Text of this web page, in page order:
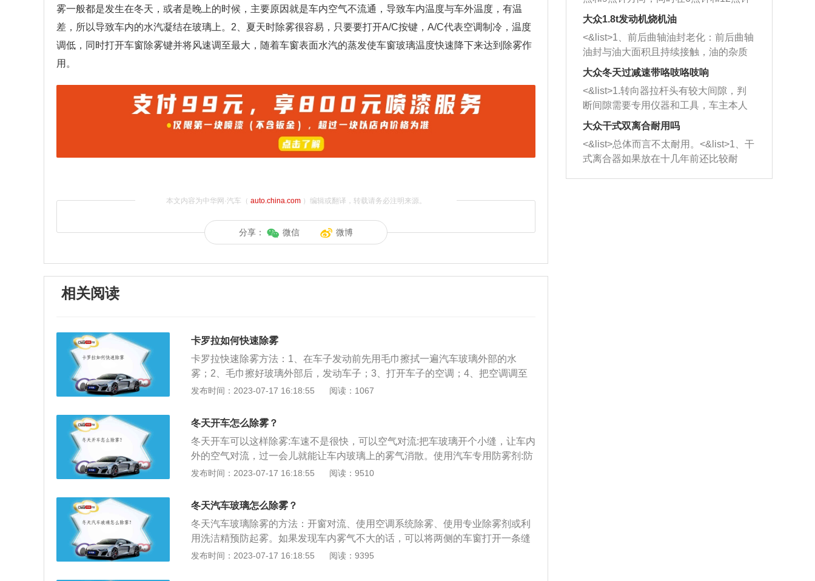
雾一般都是发生在冬天，或者是晚上的时候，主要原因就是车内空气不流通，导致车内温度与车外温度，有温
差，所以导致车内的水汽凝结在玻璃上。2、夏天时除雾很容易，只要要打开A/C按键，A/C代表空调制冷，温度
调低，同时打开车窗除雾键并将风速调至最大，随着车窗表面水汽的蒸发使车窗玻璃温度快速降下来达到除雾作
用。
本文内容为中华网·汽车（ auto.china.com）编辑或翻译，转载请务必注明来源。
分享： 微信 微博
相关阅读
卡罗拉如何快速除雾
卡罗拉快速除雾方法：1、在车子发动前先用毛巾擦拭一遍汽车玻璃外部的水
雾；2、毛巾擦好玻璃外部后，发动车子；3、打开车子的空调；4、把空调调至
暖风挡，调至红色热风较高温度；5、打开汽车外循环；6、把前后除雾按钮按
式，让空调的出风口对着玻璃吹，冬天使用冷风和热风，然后根据情况调节风速
和温度；8、自动空调的则有独立的一个除雾按钮，按下除雾按钮就可。车内除
雾的方法：1、适当打开车窗，从而减少车内外温差：这样不仅可以减少雾气，
更能提升车内空气质量，避免因瞬间温差，导致空气不流通等引起的身体不适。
配置有天窗的车型，还可以打开天窗，利负压换气原理，依靠汽车行驶时气流在
用；2、使用暖风空调，在冬季降低车内温度会特别寒冷，此时打开空调A/C并调
高空调设定温度即可，通过A/C的除湿功能即可快速消除雾气。冬季暖风是利用
发动机产生的余热，不会耗油。暖风可降低车内空气湿度，从而达到除雾的效
暖风除雾，需要在行车前就打开暖风或靠边停车除雾；3、使用专业除雾剂，除
发布时间：2023-07-17 16:18:55 阅读：1067
冬天开车怎么除雾？
冬天开车可以这样除雾:车速不是很快，可以空气对流:把车玻璃开个小缝，让车内
外的空气对流，过一会儿就能让车内玻璃上的雾气消散。使用汽车专用防雾剂:防
雾剂使用前，先将前挡风玻璃内侧擦拭干净，然后喷上适量防雾剂，待防雾剂凝
成一个驱水层，从而保持玻璃表面的洁净，防止结雾。利用空调制冷除湿功能，
降低空气湿度的方法去除雾气:当夏天特别是多人进入车内以后，没有及时开空
调，人呼出的气体湿度较大，很快前风挡就会结雾。这时可打开空调向前风挡吹
冷风，利用空调除湿功能，稍许即可除去前风挡上的雾气。
发布时间：2023-07-17 16:18:55 阅读：9510
冬天汽车玻璃怎么除雾？
冬天汽车玻璃除雾的方法：开窗对流、使用空调系统除雾、使用专业除雾剂或利
用洗洁精预防起雾。如果发现车内雾气不大的话，可以将两侧的车窗打开一条缝
隙，这样车内外空气形成对流，温差也会减小，雾气就会慢慢消失。开启空调暖
发布时间：2023-07-17 16:18:55 阅读：9395
杂物推到排气管里面的位置处，然后将
三元催化器拆解开，就可以将堵塞的东
西取出来。但如果是因为积碳过多引起
的堵塞，就需要将三元催化器泡在草酸
洗剂对堵塞的情况得到解决，将清洗剂
放在燃油箱中，与燃油混合后，车辆启
动时，就可以和汽油一起进入到燃烧
室，最后形成废气排出，就可以让三元
催化器得到清洗，排气管堵塞的情况就
能够得到解决。
方向做一个标记。 <&list>2、双手握住
一圈半的练习，往右同样也要打相同的
圈数。 <&list>3、最后强调要反复练
习，这样就可以形成肌肉记忆，在真实
驾驶车辆时，不需要记忆也能打好方
向。
大众1.8t发动机烧机油
<&list>1、前后曲轴油封老化：前后曲轴
油封与油大面积且持续接触，油的杂质
和发动机内持续温度变化使其密封效果
逐渐减弱，导致渗油或漏油。<&list>2、
活塞间隙过大：积碳会使活塞环与缸体
的间隙扩大，导致机油流入燃烧室中，
造成烧机油。<&list>3、机油粘度。使用
机油粘度过小的话，同样会有烧机油现
象，机油粘度过小具有很好的流动性，
大众冬天过减速带咯吱咯吱响
<&list>1.转向器拉杆头有较大间隙，判
断间隙需要专用仪器和工具，车主本人
无法制作，需要将车辆送到修理厂或4s
店；<&list>2.车辆半轴套管防尘罩破
裂，破裂后会出现漏油现象，使半轴磨
损严重，磨损的半轴容易损坏，产生异
响；<&list>3.稳定器的转向胶套和球头
大众干式双离合耐用吗
<&list>总体而言不太耐用。<&list>1、干
式离合器如果放在十几年前还比较耐